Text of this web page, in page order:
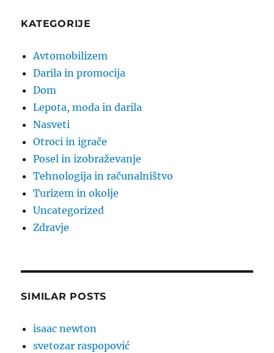
KATEGORIJE
Avtomobilizem
Darila in promocija
Dom
Lepota, moda in darila
Nasveti
Otroci in igrače
Posel in izobraževanje
Tehnologija in računalništvo
Turizem in okolje
Uncategorized
Zdravje
SIMILAR POSTS
isaac newton
svetozar raspopović